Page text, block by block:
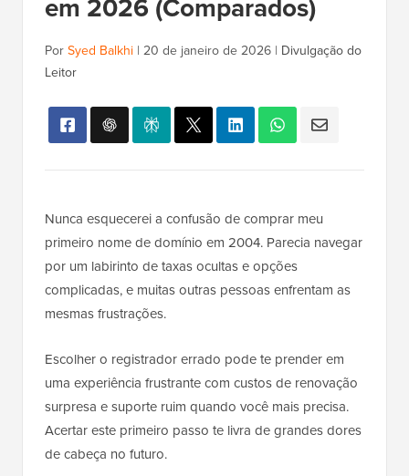
em 2026 (Comparados)
PorSyed Balkhi | 20 de janeiro de 2026 | Divulgação do
Leitor
Nunca esquecerei a confusão de comprar meu
primeiro nome de domínio em 2004. Parecia navegar
por um labirinto de taxas ocultas e opções
complicadas, e muitas outras pessoas enfrentam as
mesmas frustrações.
Escolher o registrador errado pode te prender em
uma experiência frustrante com custos de renovação
surpresa e suporte ruim quando você mais precisa.
Acertar este primeiro passo te livra de grandes dores
de cabeça no futuro.